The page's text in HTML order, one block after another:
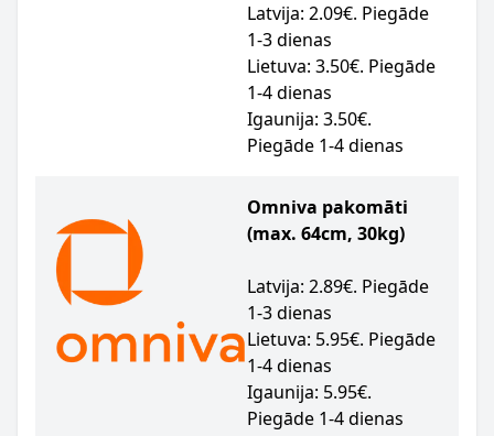
Latvija: 2.09€. Piegāde
1-3 dienas
Lietuva: 3.50€. Piegāde
1-4 dienas
Igaunija: 3.50€.
Piegāde 1-4 dienas
Omniva pakomāti
(max. 64cm, 30kg)
Latvija: 2.89€. Piegāde
1-3 dienas
Lietuva: 5.95€. Piegāde
1-4 dienas
Igaunija: 5.95€.
Piegāde 1-4 dienas